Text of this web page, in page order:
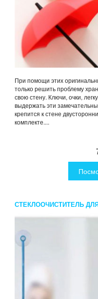
При помощи этих
только решить проблему
свою стену. Ключи, очки,
выдержать эти
крепится к стене
комплекте....
СТЕКЛООЧИСТИТЕЛЬ